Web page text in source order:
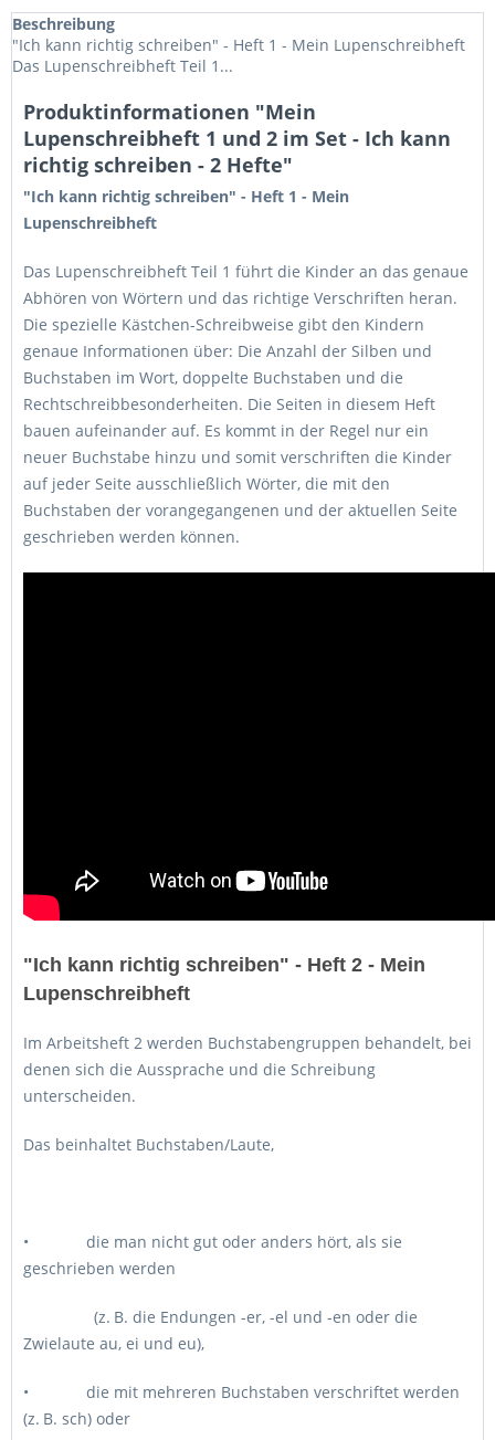
Beschreibung
"Ich kann richtig schreiben" - Heft 1 - Mein Lupenschreibheft
Das Lupenschreibheft Teil 1...
Produktinformationen "Mein
Lupenschreibheft 1 und 2 im Set - Ich kann
richtig schreiben - 2 Hefte"
"Ich kann richtig schreiben" - Heft 1 - Mein
Lupenschreibheft
Das Lupenschreibheft Teil 1 führt die Kinder an das genaue
Abhören von Wörtern und das richtige Verschriften heran.
Die spezielle Kästchen-Schreibweise gibt den Kindern
genaue Informationen über: Die Anzahl der Silben und
Buchstaben im Wort, doppelte Buchstaben und die
Rechtschreibbesonderheiten. Die Seiten in diesem Heft
bauen aufeinander auf. Es kommt in der Regel nur ein
neuer Buchstabe hinzu und somit verschriften die Kinder
auf jeder Seite ausschließlich Wörter, die mit den
Buchstaben der vorangegangenen und der aktuellen Seite
geschrieben werden können.
"Ich kann richtig schreiben" - Heft 2 - Mein
Lupenschreibheft
Im Arbeitsheft 2 werden Buchstabengruppen behandelt, bei
denen sich die Aussprache und die Schreibung
unterscheiden.
Das beinhaltet Buchstaben/Laute,
• die man nicht gut oder anders hört, als sie
geschrieben werden
(z. B. die Endungen -er, -el und -en oder die
Zwielaute au, ei und eu),
• die mit mehreren Buchstaben verschriftet werden
(z. B. sch) oder